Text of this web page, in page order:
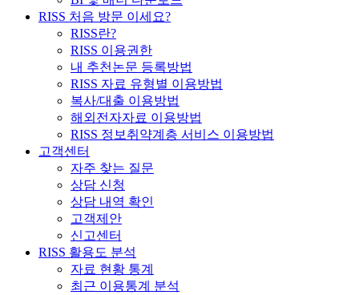
RISS 처음 방문 이세요?
RISS란?
RISS 이용권한
내 추천논문 등록방법
RISS 자료 유형별 이용방법
복사/대출 이용방법
해외전자자료 이용방법
RISS 정보취약계층 서비스 이용방법
고객센터
자주 찾는 질문
상담 신청
상담 내역 확인
고객제안
신고센터
RISS 활용도 분석
자료 현황 통계
최근 이용통계 분석